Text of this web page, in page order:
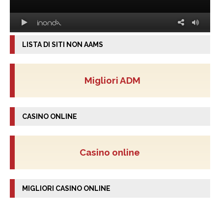
LISTA DI SITI NON AAMS
Migliori ADM
CASINO ONLINE
Casino online
MIGLIORI CASINO ONLINE